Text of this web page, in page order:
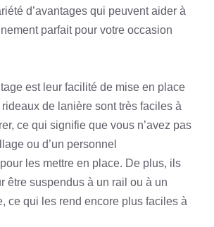
d’avantages qui peuvent aider à
parfait pour votre occasion
est leur facilité de mise en place
de lanière sont très faciles à
ce qui signifie que vous n’avez pas
ou d’un personnel
les mettre en place. De plus, ils
être suspendus à un rail ou à un
ce qui les rend encore plus faciles à